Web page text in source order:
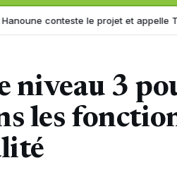
le projet et appelle Tebboune à
niveau 3
les